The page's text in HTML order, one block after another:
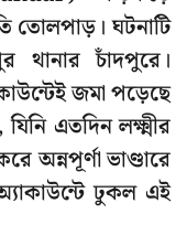
তোলপাড়। ঘটনাটি
থানার চাঁদপুরে।
জমা পড়েছে
এতদিন লক্ষ্মীর
অন্নপূর্ণা ভাণ্ডারে
ঢুকল এই